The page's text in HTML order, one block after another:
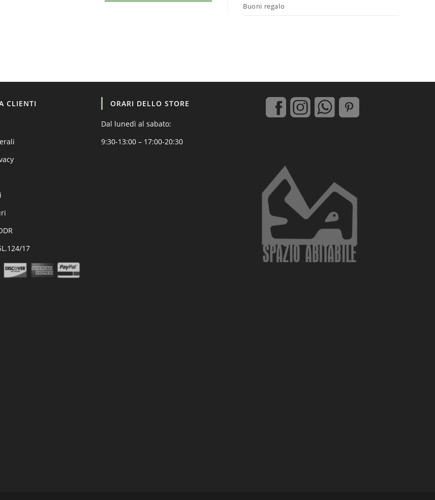
Buoni regalo
CLIENTI
17
ORARI DELLO STORE
Dal lunedì al sabato:
9:30-13:00 – 17:00-20:30